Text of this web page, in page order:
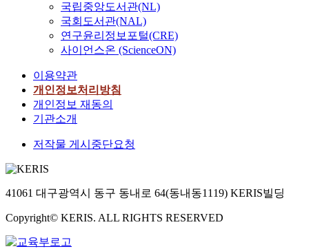
국립중앙도서관(NL)
국회도서관(NAL)
연구윤리정보포털(CRE)
사이언스온 (ScienceON)
이용약관
개인정보처리방침
개인정보 재동의
기관소개
저작물 게시중단요청
41061 대구광역시 동구 동내로 64(동내동1119) KERIS빌딩
Copyright© KERIS. ALL RIGHTS RESERVED